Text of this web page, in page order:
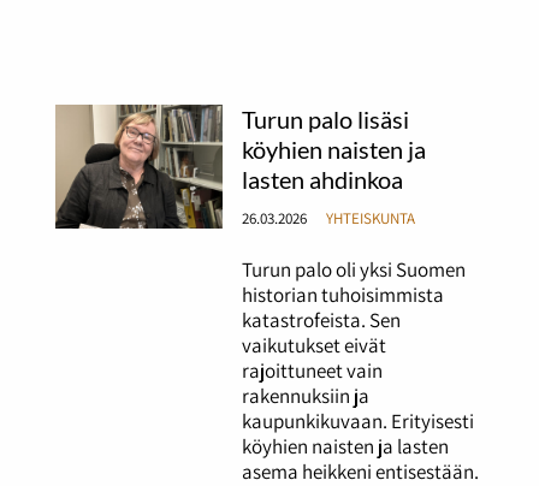
Turun palo lisäsi
köyhien naisten ja
lasten ahdinkoa
26.03.2026 YHTEISKUNTA
Turun palo oli yksi Suomen
historian tuhoisimmista
katastrofeista. Sen
vaikutukset eivät
rajoittuneet vain
rakennuksiin ja
kaupunkikuvaan. Erityisesti
köyhien naisten ja lasten
asema heikkeni entisestään.